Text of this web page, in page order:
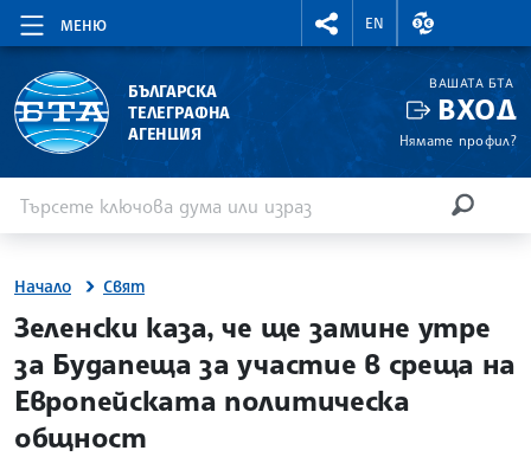
МЕНЮ
RIGHTMENU.SOCIAL
EN
ВАЛУТНИ
БЪЛГАРСКА
ТЕЛЕГРАФНА
АГЕНЦИЯ
ВАШАТА БТА
ВХОД
Нямате профил?
Начало Свят
site.bta
Зеленски каза, че ще замине утре
за Будапеща за участие в среща на
Европейската политическа
общност